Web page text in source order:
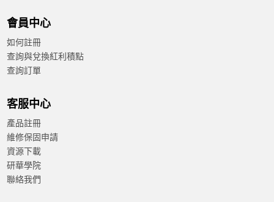
會員中心
如何註冊
查詢與兌換紅利積點
查詢訂單
客服中心
產品註冊
維修保固申請
資源下載
研華學院
聯絡我們